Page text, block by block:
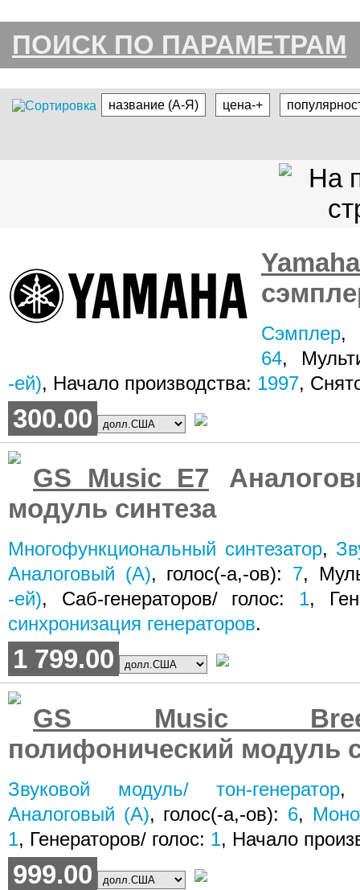
ПОИСК ПО ПАРАМЕТРАМ
название (А-Я) цена-+
Сэмплер
64,
-ей), Начало производства: 1997,
300.00
GS Music E7
модуль синтеза
Многофункциональный синтезатор,
Аналоговый (A), голос(-а,-ов): 7,
-ей), Саб-генераторов/ голос: 1,
синхронизация генераторов.
1 799.00
GS Music
полифонический модуль
Звуковой модуль/ тон-генератор
Аналоговый (A), голос(-а,-ов): 6,
1, Генераторов/ голос: 1, Начало
999.00